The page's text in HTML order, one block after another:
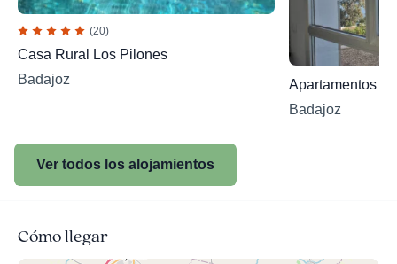
(20)
Casa Rural Los Pilones
Badajoz
Apartamentos
Badajoz
Ver todos los alojamientos
Cómo llegar